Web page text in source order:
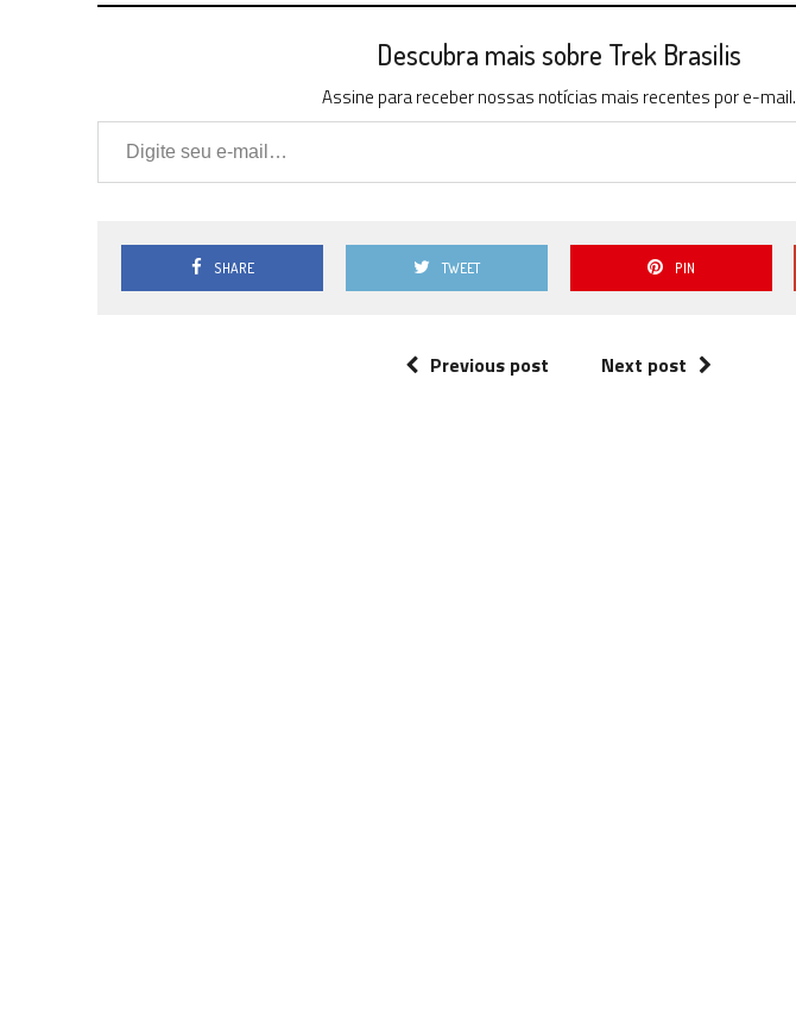
Descubra mais sobre Trek Brasilis
Assine para receber nossas notícias mais recentes por e-mail.
Digite seu e-mail…
SHARE TWEET PIN
Previous post Next post